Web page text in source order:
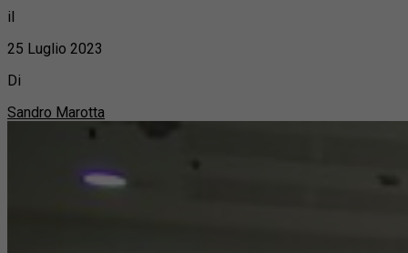
il
25 Luglio 2023
Di
Sandro Marotta